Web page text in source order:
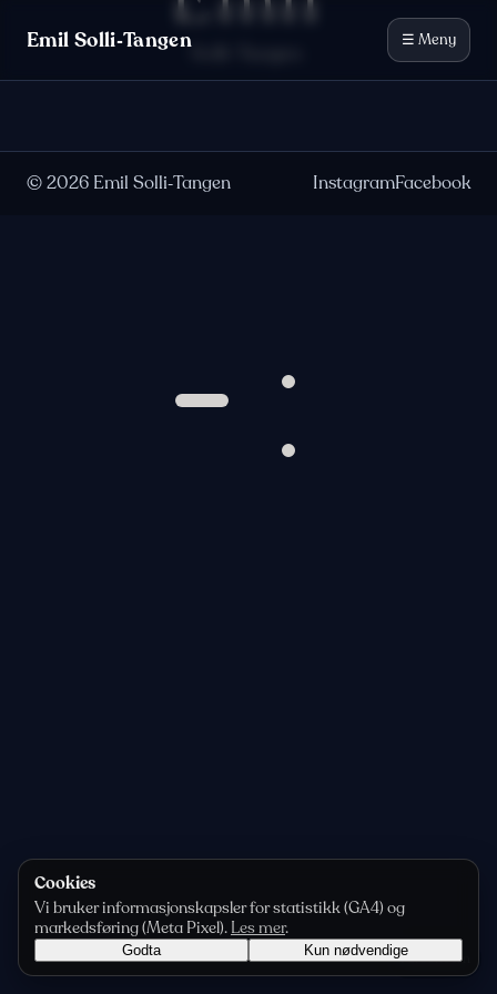
Emil Solli‑Tangen ☰ Meny
Solli-Tangen
©2026 Emil Solli‑Tangen InstagramFacebook
Personvern
Cookies
Vi bruker informasjonskapsler for statistikk (GA4) og
markedsføring (Meta Pixel). Les mer.
Godta Kun nødvendige